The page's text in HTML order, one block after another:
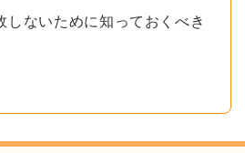
しないために知っておくべき